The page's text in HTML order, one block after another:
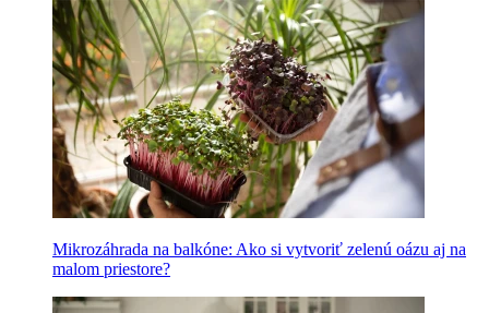
Mikrozáhrada na balkóne: Ako si vytvoriť zelenú oázu aj na
malom priestore?